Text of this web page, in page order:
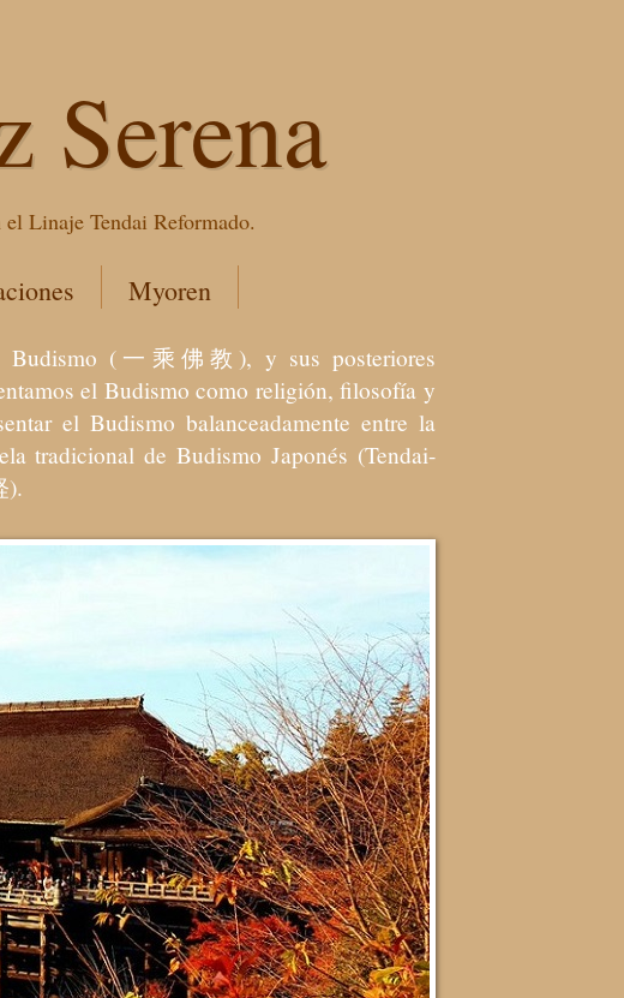
Serena
Linaje Tendai Reformado.
Myoren
Budismo (一乘佛教), y sus posteriores
el Budismo como religión, filosofía y
el Budismo balanceadamente entre la
tradicional de Budismo Japonés (Tendai-
).